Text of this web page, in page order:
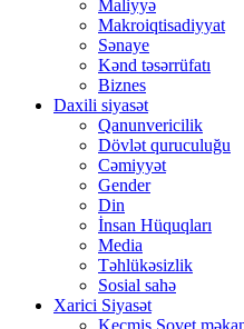
Maliyyə
Makroiqtisadiyyat
Sənaye
Kənd təsərrüfatı
Biznes
Daxili siyasət
Qanunvericilik
Dövlət quruculuğu
Cəmiyyət
Gender
Din
İnsan Hüquqları
Media
Təhlükəsizlik
Sosial sahə
Xarici Siyasət
Keçmiş Sovet